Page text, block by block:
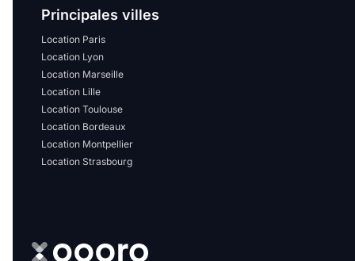
Principales villes
Location Paris
Location Lyon
Location Marseille
Location Lille
Location Toulouse
Location Bordeaux
Location Montpellier
Location Strasbourg